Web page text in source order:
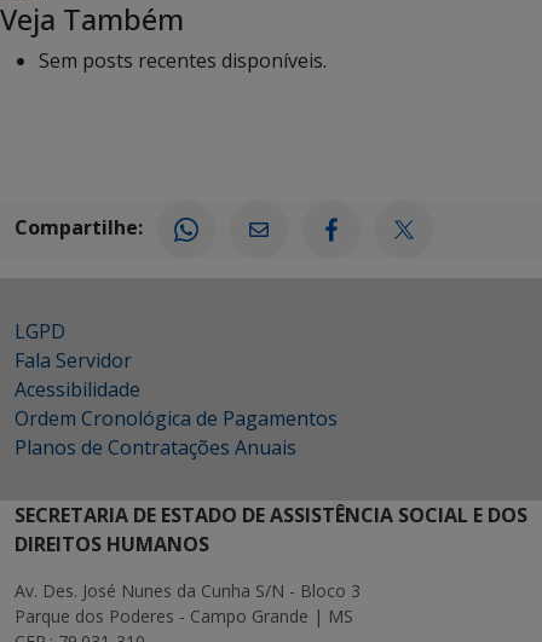
Veja Também
Sem posts recentes disponíveis.
Compartilhe:
LGPD
Fala Servidor
Acessibilidade
Ordem Cronológica de Pagamentos
Planos de Contratações Anuais
SECRETARIA DE ESTADO DE ASSISTÊNCIA SOCIAL E DOS
DIREITOS HUMANOS
Av. Des. José Nunes da Cunha S/N - Bloco 3
Parque dos Poderes - Campo Grande | MS